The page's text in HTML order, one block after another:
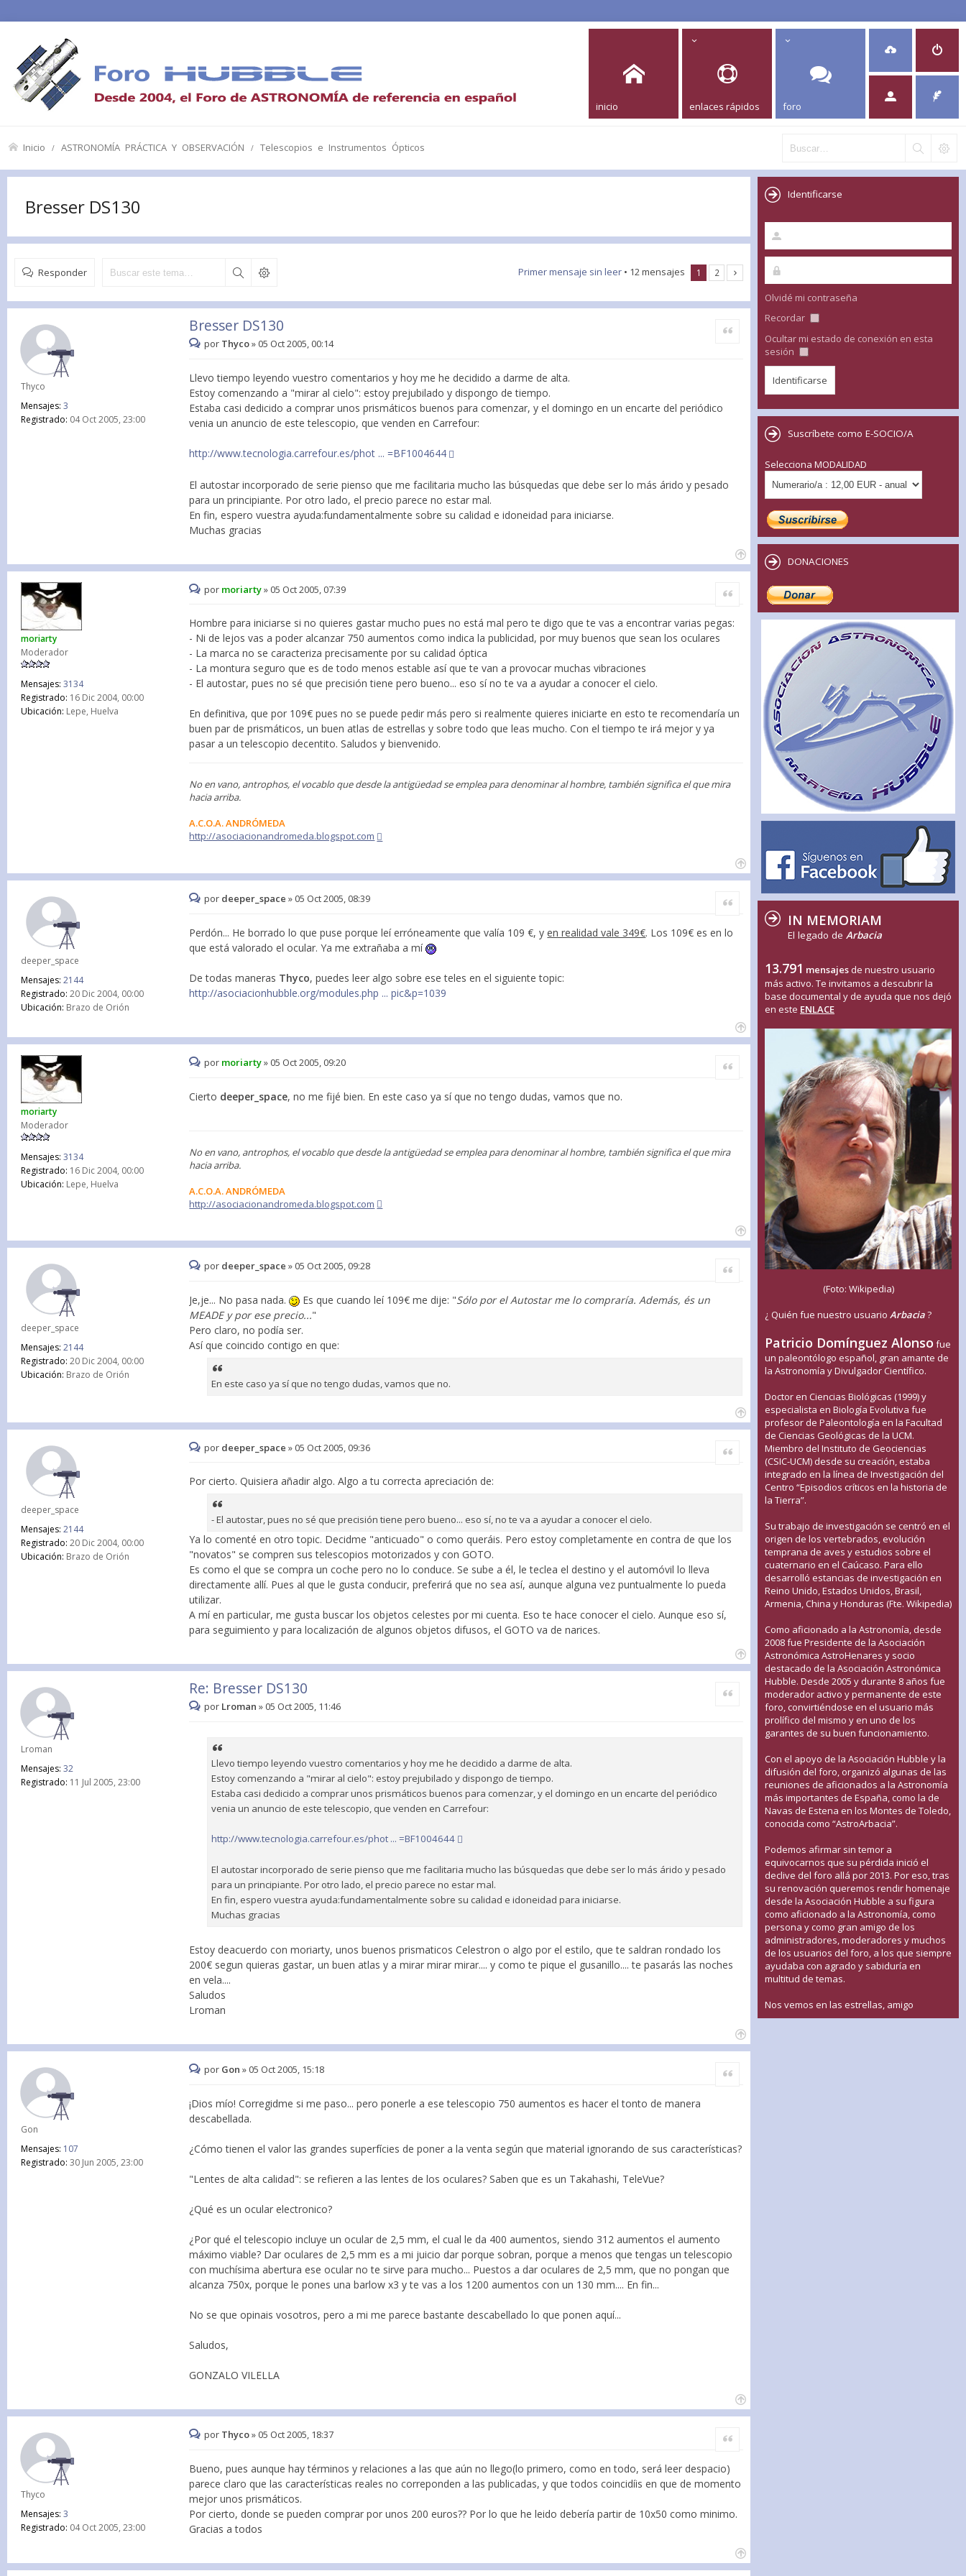
inicio enlaces rápidos foro
Inicio ASTRONOMÍA PRÁCTICA Y OBSERVACIÓN Telescopios e Instrumentos Ópticos
Bresser DS130
Responder Primer mensaje sin leer • 12 mensajes 1 2
Thyco
Mensajes: 3
Registrado: 04 Oct 2005, 23:00
Bresser DS130 Citar
por Thyco»05 Oct 2005, 00:14
Llevo tiempo leyendo vuestro comentarios y hoy me he decidido a darme de alta.
Estoy comenzando a "mirar al cielo": estoy prejubilado y dispongo de tiempo.
Estaba casi dedicido a comprar unos prismáticos buenos para comenzar, y el domingo en un encarte del periódico
venia un anuncio de este telescopio, que venden en Carrefour:
http://www.tecnologia.carrefour.es/phot ... =BF1004644
El autostar incorporado de serie pienso que me facilitaria mucho las búsquedas que debe ser lo más árido y pesado
para un principiante. Por otro lado, el precio parece no estar mal.
En fin, espero vuestra ayuda:fundamentalmente sobre su calidad e idoneidad para iniciarse.
Muchas gracias
moriarty
Moderador
Mensajes: 3134
Registrado: 16 Dic 2004, 00:00
Ubicación: Lepe, Huelva
Citar
por moriarty»05 Oct 2005, 07:39
Hombre para iniciarse si no quieres gastar mucho pues no está mal pero te digo que te vas a encontrar varias pegas:
- Ni de lejos vas a poder alcanzar 750 aumentos como indica la publicidad, por muy buenos que sean los oculares
- La marca no se caracteriza precisamente por su calidad óptica
- La montura seguro que es de todo menos estable así que te van a provocar muchas vibraciones
- El autostar, pues no sé que precisión tiene pero bueno... eso sí no te va a ayudar a conocer el cielo.
En definitiva, que por 109€ pues no se puede pedir más pero si realmente quieres iniciarte en esto te recomendaría un
buen par de prismáticos, un buen atlas de estrellas y sobre todo que leas mucho. Con el tiempo te irá mejor y ya
pasar a un telescopio decentito. Saludos y bienvenido.
No en vano, antrophos, el vocablo que desde la antigüedad se emplea para denominar al hombre, también significa el que mira
hacia arriba.
A.C.O.A. ANDRÓMEDA
http://asociacionandromeda.blogspot.com
deeper_space
Mensajes: 2144
Registrado: 20 Dic 2004, 00:00
Ubicación: Brazo de Orión
Citar
por deeper_space »05 Oct 2005, 08:39
Perdón... He borrado lo que puse porque leí erróneamente que valía 109 €, yen realidad vale 349€. Los 109€ es en lo
que está valorado el ocular. Ya me extrañaba a mí
De todas maneras Thyco, puedes leer algo sobre ese teles en el siguiente topic:
http://asociacionhubble.org/modules.php ... pic&p=1039
moriarty
Moderador
Mensajes: 3134
Registrado: 16 Dic 2004, 00:00
Ubicación: Lepe, Huelva
Citar
por moriarty»05 Oct 2005, 09:20
Cierto deeper_space, no me fijé bien. En este caso ya sí que no tengo dudas, vamos que no.
No en vano, antrophos, el vocablo que desde la antigüedad se emplea para denominar al hombre, también significa el que mira
hacia arriba.
A.C.O.A. ANDRÓMEDA
http://asociacionandromeda.blogspot.com
deeper_space
Mensajes: 2144
Registrado: 20 Dic 2004, 00:00
Ubicación: Brazo de Orión
Citar
por deeper_space »05 Oct 2005, 09:28
Je,je... No pasa nada. Es que cuando leí 109€ me dije: "Sólo por el Autostar me lo compraría. Además, és un
MEADE y por ese precio..."
Pero claro, no podía ser.
Así que coincido contigo en que:
En este caso ya sí que no tengo dudas, vamos que no.
deeper_space
Mensajes: 2144
Registrado: 20 Dic 2004, 00:00
Ubicación: Brazo de Orión
Citar
por deeper_space »05 Oct 2005, 09:36
Por cierto. Quisiera añadir algo. Algo a tu correcta apreciación de:
- El autostar, pues no sé que precisión tiene pero bueno... eso sí, no te va a ayudar a conocer el cielo.
Ya lo comenté en otro topic. Decidme "anticuado" o como queráis. Pero estoy completamente en contra de que los
"novatos" se compren sus telescopios motorizados y con GOTO.
Es como el que se compra un coche pero no lo conduce. Se sube a él, le teclea el destino y el automóvil lo lleva
directamente allí. Pues al que le gusta conducir, preferirá que no sea así, aunque alguna vez puntualmente lo pueda
utilizar.
A mí en particular, me gusta buscar los objetos celestes por mi cuenta. Eso te hace conocer el cielo. Aunque eso sí,
para seguimiento y para localización de algunos objetos difusos, el GOTO va de narices.
Lroman
Mensajes: 32
Registrado: 11 Jul 2005, 23:00
Re: Bresser DS130 Citar
por Lroman »05 Oct 2005, 11:46
Llevo tiempo leyendo vuestro comentarios y hoy me he decidido a darme de alta.
Estoy comenzando a "mirar al cielo": estoy prejubilado y dispongo de tiempo.
Estaba casi dedicido a comprar unos prismáticos buenos para comenzar, y el domingo en un encarte del periódico
venia un anuncio de este telescopio, que venden en Carrefour:
http://www.tecnologia.carrefour.es/phot ... =BF1004644
El autostar incorporado de serie pienso que me facilitaria mucho las búsquedas que debe ser lo más árido y pesado
para un principiante. Por otro lado, el precio parece no estar mal.
En fin, espero vuestra ayuda:fundamentalmente sobre su calidad e idoneidad para iniciarse.
Muchas gracias
Estoy deacuerdo con moriarty, unos buenos prismaticos Celestron o algo por el estilo, que te saldran rondado los
200€ segun quieras gastar, un buen atlas y a mirar mirar mirar.... y como te pique el gusanillo.... te pasarás las noches
en vela....
Saludos
Lroman
Gon
Mensajes: 107
Registrado: 30 Jun 2005, 23:00
Citar
por Gon »05 Oct 2005, 15:18
¡Dios mío! Corregidme si me paso... pero ponerle a ese telescopio 750 aumentos es hacer el tonto de manera
descabellada.
¿Cómo tienen el valor las grandes superfícies de poner a la venta según que material ignorando de sus características?
"Lentes de alta calidad": se refieren a las lentes de los oculares? Saben que es un Takahashi, TeleVue?
¿Qué es un ocular electronico?
¿Por qué el telescopio incluye un ocular de 2,5 mm, el cual le da 400 aumentos, siendo 312 aumentos el aumento
máximo viable? Dar oculares de 2,5 mm es a mi juicio dar porque sobran, porque a menos que tengas un telescopio
con muchísima abertura ese ocular no te sirve para mucho... Puestos a dar oculares de 2,5 mm, que no pongan que
alcanza 750x, porque le pones una barlow x3 y te vas a los 1200 aumentos con un 130 mm.... En fin...
No se que opinais vosotros, pero a mi me parece bastante descabellado lo que ponen aquí...
Saludos,
GONZALO VILELLA
Thyco
Mensajes: 3
Registrado: 04 Oct 2005, 23:00
Citar
por Thyco»05 Oct 2005, 18:37
Bueno, pues aunque hay términos y relaciones a las que aún no llego(lo primero, como en todo, será leer despacio)
parece claro que las características reales no correponden a las publicadas, y que todos coincidíis en que de momento
mejor unos prismáticos.
Por cierto, donde se pueden comprar por unos 200 euros?? Por lo que he leido debería partir de 10x50 como minimo.
Gracias a todos
Identificarse
Olvidé mi contraseña
Recordar
Ocultar mi estado de conexión en esta
sesión
Suscríbete como E-SOCIO/A
Selecciona MODALIDAD
DONACIONES
IN MEMORIAM
El legado de Arbacia
13.791 mensajes de nuestro usuario
más activo. Te invitamos a descubrir la
base documental y de ayuda que nos dejó
en este ENLACE
(Foto: Wikipedia)
¿ Quién fue nuestro usuario Arbacia?
Patricio Domínguez Alonso fue
un paleontólogo español, gran amante de
la Astronomía y Divulgador Científico.
Doctor en Ciencias Biológicas (1999) y
especialista en Biología Evolutiva fue
profesor de Paleontología en la Facultad
de Ciencias Geológicas de la UCM.
Miembro del Instituto de Geociencias
(CSIC-UCM) desde su creación, estaba
integrado en la línea de Investigación del
Centro “Episodios críticos en la historia de
la Tierra”.
Su trabajo de investigación se centró en el
origen de los vertebrados, evolución
temprana de aves y estudios sobre el
cuaternario en el Caúcaso. Para ello
desarrolló estancias de investigación en
Reino Unido, Estados Unidos, Brasil,
Armenia, China y Honduras (Fte. Wikipedia)
Como aficionado a la Astronomía, desde
2008 fue Presidente de la Asociación
Astronómica AstroHenares y socio
destacado de la Asociación Astronómica
Hubble. Desde 2005 y durante 8 años fue
moderador activo y permanente de este
foro, convirtiéndose en el usuario más
prolífico del mismo y en uno de los
garantes de su buen funcionamiento.
Con el apoyo de la Asociación Hubble y la
difusión del foro, organizó algunas de las
reuniones de aficionados a la Astronomía
más importantes de España, como la de
Navas de Estena en los Montes de Toledo,
conocida como “AstroArbacia”.
Podemos afirmar sin temor a
equivocarnos que su pérdida inició el
declive del foro allá por 2013. Por eso, tras
su renovación queremos rendir homenaje
desde la Asociación Hubble a su figura
como aficionado a la Astronomía, como
persona y como gran amigo de los
administradores, moderadores y muchos
de los usuarios del foro, a los que siempre
ayudaba con agrado y sabiduría en
multitud de temas.
Nos vemos en las estrellas, amigo